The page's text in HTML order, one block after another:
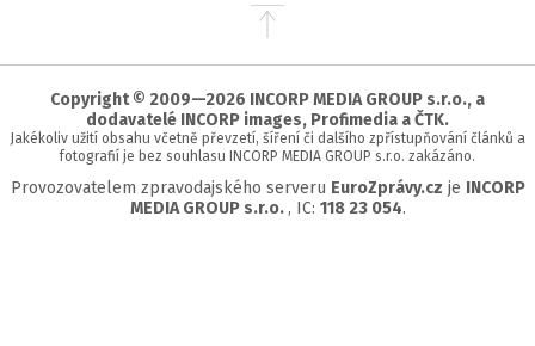
Přejít
stránky
Copyright © 2009—2026 INCORP MEDIA GROUP s.r.o., a
dodavatelé INCORP images, Profimedia a ČTK.
Jakékoliv užití obsahu včetně převzetí, šíření či dalšího zpřístupňování článků a
fotografií je bez souhlasu INCORP MEDIA GROUP s.r.o. zakázáno.
Provozovatelem zpravodajského serveru EuroZprávy.cz je INCORP
MEDIA GROUP s.r.o. , IC: 118 23 054.